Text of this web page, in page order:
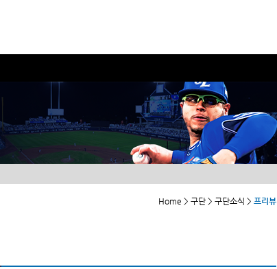
Home > 구단 > 구단소식 > 프리뷰